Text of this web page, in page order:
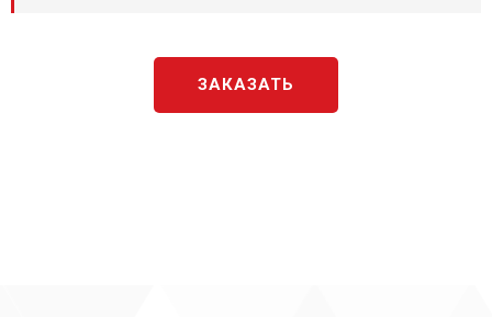
ЗАКАЗАТЬ